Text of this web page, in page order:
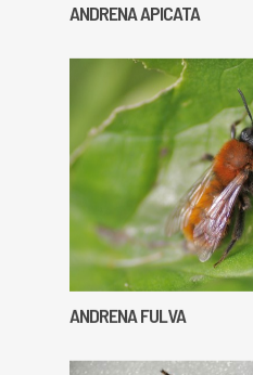
ANDRENA APICATA
ANDRENA FULVA